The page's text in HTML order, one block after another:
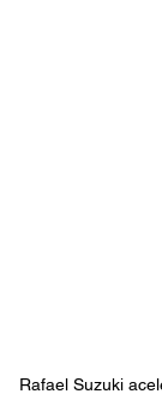
Rafael Suzuki